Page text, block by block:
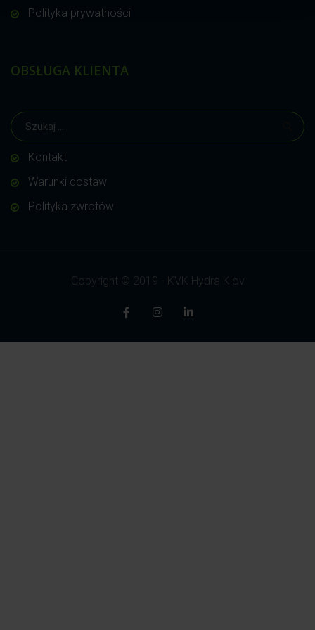
Polityka prywatności
OBSŁUGA KLIENTA
Kontakt
Warunki dostaw
Polityka zwrotów
Copyright © 2019 - KVK Hydra Klov